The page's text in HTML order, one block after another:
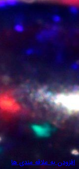
افزودن به علاقه مندی ها